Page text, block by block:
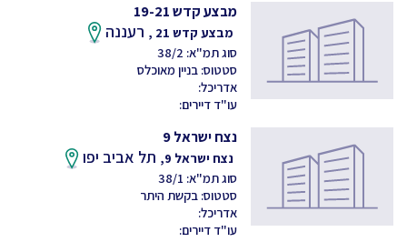
מבצע קדש 19-21
מבצע קדש 21 , רעננה
סוג תמ"א: 38/2
סטטוס: בניין מאוכלס
אדריכל:
עו"ד דיירים:
נצח ישראל 9
נצח ישראל 9, תל אביב יפו
סוג תמ"א: 38/1
סטטוס: בקשת היתר
אדריכל:
עו"ד דיירים: